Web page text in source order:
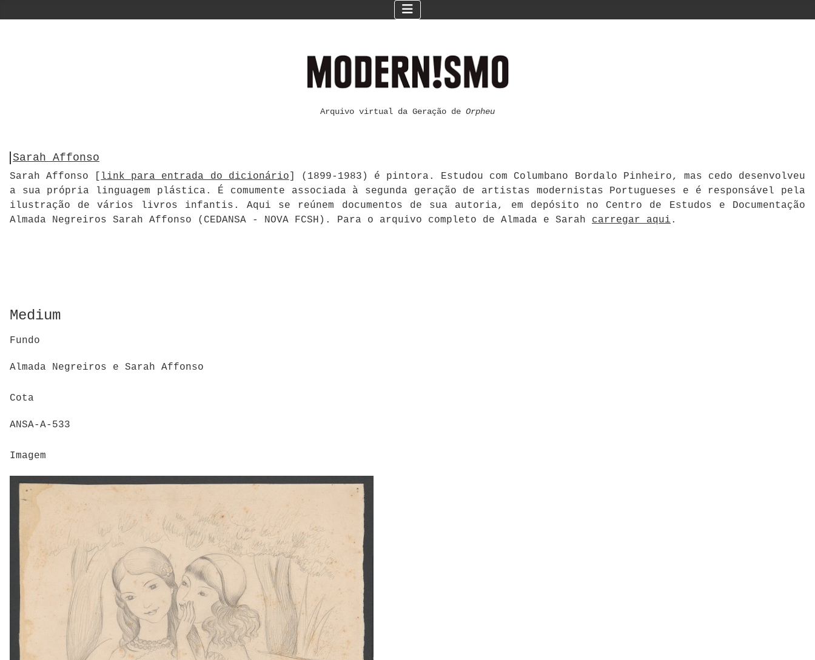
Arquivo virtual da Geração de Orpheu
Sarah Affonso
Sarah Affonso [ link para entrada do dicionário ] (1899-1983) é pintora. Estudou com Columbano Bordalo Pinheiro, mas cedo desenvolveu
a sua própria linguagem plástica. É comumente associada à segunda geração de artistas modernistas Portugueses e é responsável pela
ilustração de vários livros infantis. Aqui se reúnem documentos de sua autoria, em depósito no Centro de Estudos e Documentação
Almada Negreiros Sarah Affonso (CEDANSA - NOVA FCSH). Para o arquivo completo de Almada e Sarah carregar aqui .
Medium
Fundo
Almada Negreiros e Sarah Affonso
Cota
ANSA-A-533
Imagem